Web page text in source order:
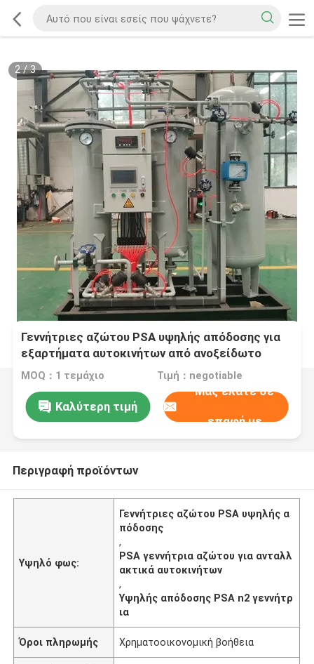
2/3
Γεννήτριες αζώτου PSA υψηλής απόδοσης για
εξαρτήματα αυτοκινήτων από ανοξείδωτο
χάλυβα
MOQ：1 τεμάχιο Τιμή：negotiable
Καλύτερη τιμή
Μας ελάτε σε
επαφή με
Περιγραφή προϊόντων
Υψηλό φως:
Γεννήτριες αζώτου PSA υψηλής α
πόδοσης
,
PSA γεννήτρια αζώτου για ανταλλ
ακτικά αυτοκινήτων
,
Υψηλής απόδοσης PSA n2 γεννήτρ
ια
Όροι πληρωμής Χρηματοοικονομική βοήθεια